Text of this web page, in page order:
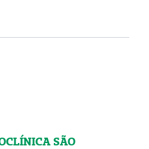
SÃO